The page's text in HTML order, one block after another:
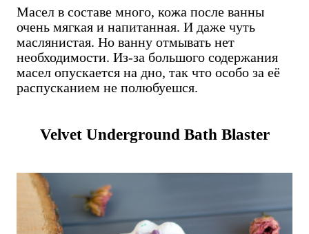
Масел в составе много, кожа после ванны
очень мягкая и напитанная. И даже чуть
маслянистая. Но ванну отмывать нет
необходимости. Из-за большого содержания
масел опускается на дно, так что особо за её
распусканием не полюбуешся.
Velvet Underground Bath Blaster